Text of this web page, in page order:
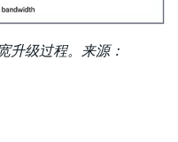
升级过程。来源：